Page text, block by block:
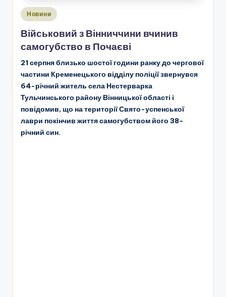
Опубліковано
Новини
Військовий з Вінниччини вчинив
самогубство в Почаєві
21 серпня близько шостої години ранку до чергової
частини Кременецького відділу поліції звернувся
64-річний житель села Нестерварка
Тульчинського району Вінницької області і
повідомив, що на території Свято-успенської
лаври покінчив життя самогубством його 38-
річний син.